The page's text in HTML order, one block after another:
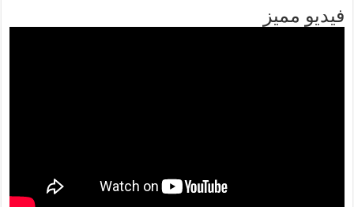
مميز